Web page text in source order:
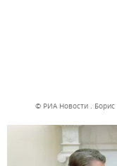
© РИА Новости .